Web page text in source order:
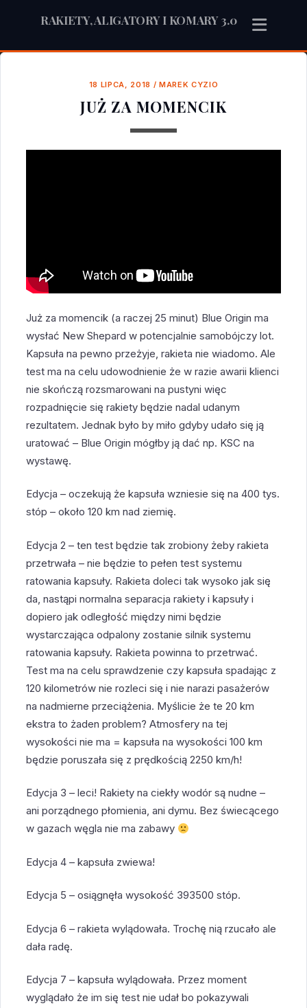
RAKIETY, ALIGATORY I KOMARY 3.0
18 LIPCA, 2018 / MAREK CYZIO
JUŻ ZA MOMENCIK
Już za momencik (a raczej 25 minut) Blue Origin ma
wysłać New Shepard w potencjalnie samobójczy lot.
Kapsuła na pewno przeżyje, rakieta nie wiadomo. Ale
test ma na celu udowodnienie że w razie awarii klienci
nie skończą rozsmarowani na pustyni więc
rozpadnięcie się rakiety będzie nadal udanym
rezultatem. Jednak było by miło gdyby udało się ją
uratować – Blue Origin mógłby ją dać np. KSC na
wystawę.
Edycja – oczekują że kapsuła wzniesie się na 400 tys.
stóp – około 120 km nad ziemię.
Edycja 2 – ten test będzie tak zrobiony żeby rakieta
przetrwała – nie będzie to pełen test systemu
ratowania kapsuły. Rakieta doleci tak wysoko jak się
da, nastąpi normalna separacja rakiety i kapsuły i
dopiero jak odległość między nimi będzie
wystarczająca odpalony zostanie silnik systemu
ratowania kapsuły. Rakieta powinna to przetrwać.
Test ma na celu sprawdzenie czy kapsuła spadając z
120 kilometrów nie rozleci się i nie narazi pasażerów
na nadmierne przeciążenia. Myślicie że te 20 km
ekstra to żaden problem? Atmosfery na tej
wysokości nie ma = kapsuła na wysokości 100 km
będzie poruszała się z prędkością 2250 km/h!
Edycja 3 – leci! Rakiety na ciekły wodór są nudne –
ani porządnego płomienia, ani dymu. Bez świecącego
w gazach węgla nie ma zabawy
Edycja 4 – kapsuła zwiewa!
Edycja 5 – osiągnęła wysokość 393500 stóp.
Edycja 6 – rakieta wylądowała. Trochę nią rzucało ale
dała radę.
Edycja 7 – kapsuła wylądowała. Przez moment
wyglądało że im się test nie udał bo pokazywali